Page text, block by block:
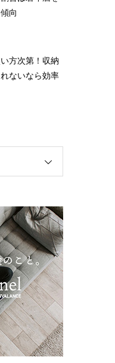
向
方次第！収納
ないなら効率